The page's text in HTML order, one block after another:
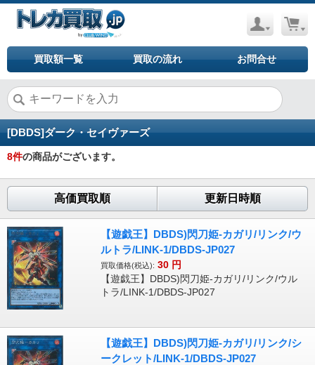
買取額一覧 買取の流れ お問合せ
[DBDS]ダーク・セイヴァーズ
8件の商品がございます。
高価買取順 更新日時順
【遊戯王】DBDS)閃刀姫-カガリ/リンク/ウ
ルトラ/LINK-1/DBDS-JP027
買取価格(税込): 30 円
【遊戯王】DBDS)閃刀姫-カガリ/リンク/ウル
トラ/LINK-1/DBDS-JP027
【遊戯王】DBDS)閃刀姫-カガリ/リンク/シ
ークレット/LINK-1/DBDS-JP027